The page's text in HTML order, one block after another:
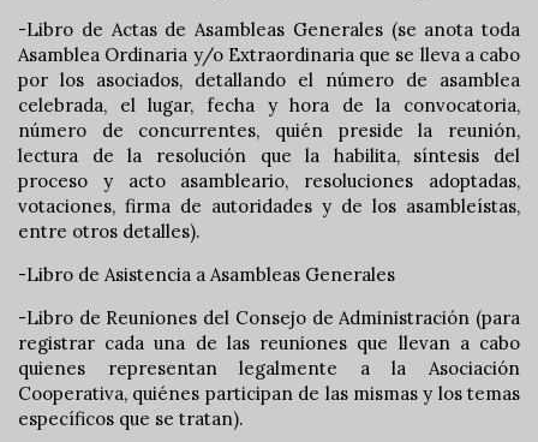
-Libro de Actas de Asambleas Generales (se anota toda
Asamblea Ordinaria y/o Extraordinaria que se lleva a cabo
por los asociados, detallando el número de asamblea
celebrada, el lugar, fecha y hora de la convocatoria,
número de concurrentes, quién preside la reunión,
lectura de la resolución que la habilita, síntesis del
proceso y acto asambleario, resoluciones adoptadas,
votaciones, firma de autoridades y de los asambleístas,
entre otros detalles).
-Libro de Asistencia a Asambleas Generales
-Libro de Reuniones del Consejo de Administración (para
registrar cada una de las reuniones que llevan a cabo
quienes representan legalmente a la Asociación
Cooperativa, quiénes participan de las mismas y los temas
específicos que se tratan).